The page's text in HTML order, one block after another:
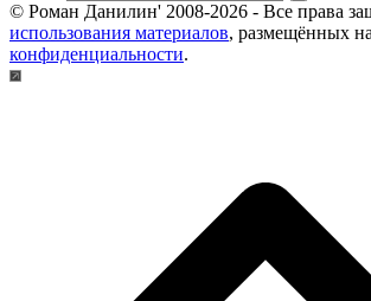
© Роман Данилин' 2008-2026 - Все права
использования материалов, размещённых
конфиденциальности.